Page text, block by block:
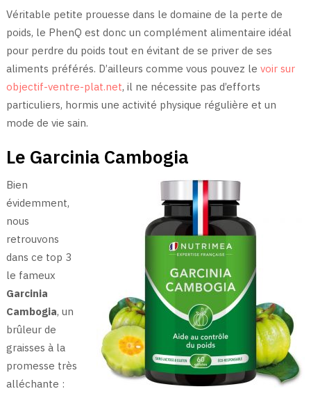
Véritable petite prouesse dans le domaine de la perte de
poids, le PhenQ est donc un complément alimentaire idéal
pour perdre du poids tout en évitant de se priver de ses
aliments préférés. D’ailleurs comme vous pouvez le voir sur
objectif-ventre-plat.net, il ne nécessite pas d’efforts
particuliers, hormis une activité physique régulière et un
mode de vie sain.
Le Garcinia Cambogia
Bien
évidemment,
nous
retrouvons
dans ce top 3
le fameux
Garcinia
Cambogia, un
brûleur de
graisses à la
promesse très
alléchante :